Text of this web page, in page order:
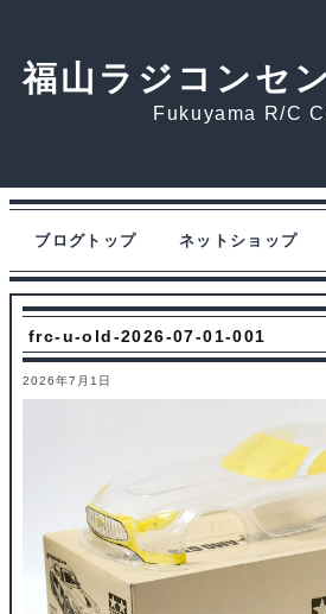
福山ラジコンセ
Fukuyama R/C
ブログトップ ネットショップ
frc-u-old-2026-07-01-001
2026年7月1日